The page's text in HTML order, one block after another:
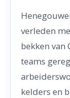
verleden
bekken van
teams
kelders en